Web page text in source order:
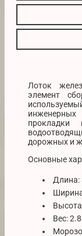
Лоток
элемент
инженерных
прокладки
дорожных и
Основные
Длина:
Вес: